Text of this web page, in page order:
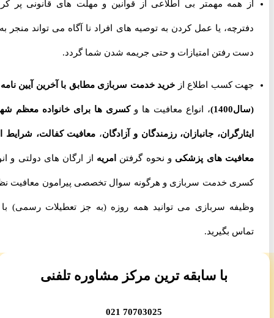
از همه مهمتر بی اطلاعی از قوانین و مهلت های قانونی پر کردن
دفترچه، یا عمل کردن به توصیه های افراد نا آگاه می تواند منجر به از
دست رفتن امتیازات و حتی جریمه شدن شما گردد.
جهت کسب اطلاع ازخرید خدمت سربازی مطابق با آخرین آیین نامه ها
(سال1400) ، انواع معافیت ها و کسری ها برای خانواده معظم شهدا،
ایثارگران، جانبازان، رزمندگان و آزادگان،معافیت کفالت، شرایط اخذ
معافیت های پزشکیو نحوه گرفتن امریهاز ارگان های دولتی و انواع
کسری خدمت سربازی و هرگونه سوال تخصصی پیرامون معافیت نظام
وظیفه سربازی می توانید همه روزه (به جز تعطیلات رسمی) با ما
تماس بگیرید.
با سابقه ترین مرکز مشاوره تلفنی
70703025 021